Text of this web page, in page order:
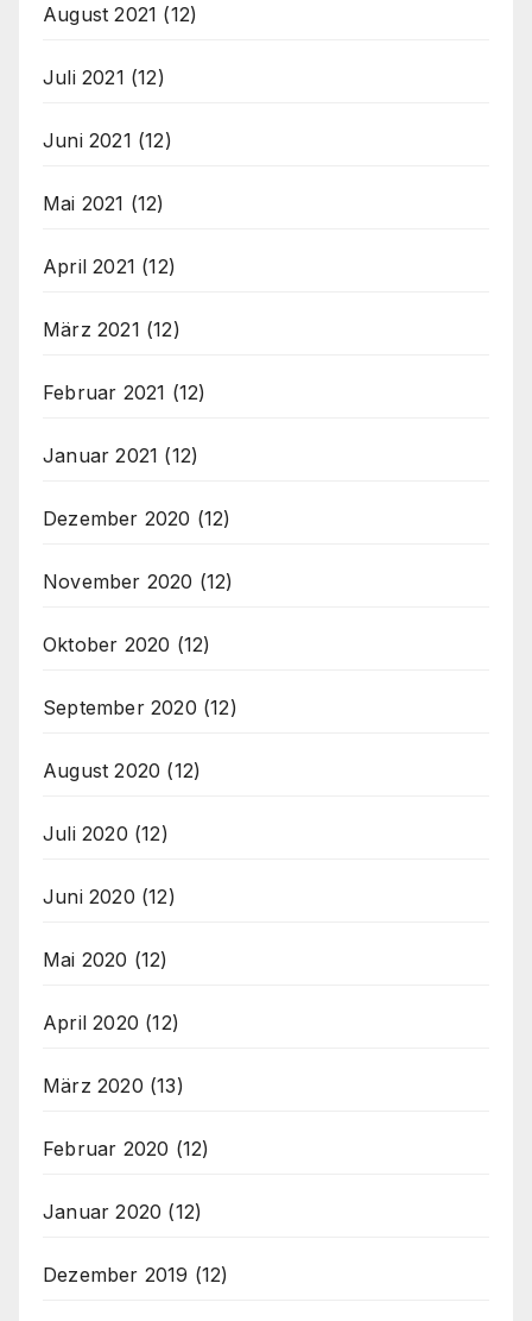
August 2021 (12)
Juli 2021 (12)
Juni 2021 (12)
Mai 2021 (12)
April 2021 (12)
März 2021 (12)
Februar 2021 (12)
Januar 2021 (12)
Dezember 2020 (12)
November 2020 (12)
Oktober 2020 (12)
September 2020 (12)
August 2020 (12)
Juli 2020 (12)
Juni 2020 (12)
Mai 2020 (12)
April 2020 (12)
März 2020 (13)
Februar 2020 (12)
Januar 2020 (12)
Dezember 2019 (12)